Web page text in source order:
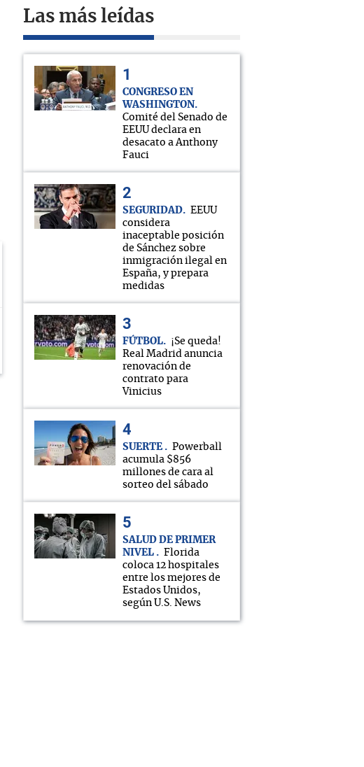
Las más leídas
CONGRESO EN
WASHINGTON
Comité del Senado de
EEUU declara en
desacato a Anthony
Fauci
SEGURIDAD
EEUU
considera
inaceptable posición
de Sánchez sobre
inmigración ilegal en
España, y prepara
medidas
FÚTBOL
¡Se queda!
Real Madrid anuncia
renovación de
contrato para
Vinicius
SUERTE
Powerball
acumula $856
millones de cara al
sorteo del sábado
SALUD DE PRIMER
NIVEL
Florida
coloca 12 hospitales
entre los mejores de
Estados Unidos,
según U.S. News